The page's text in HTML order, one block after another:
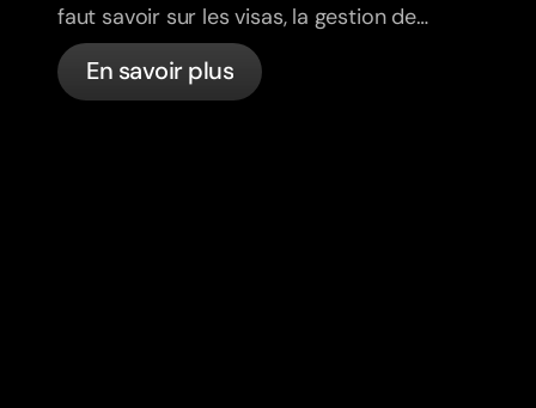
faut savoir sur les visas, la gestion de
votre budget, la santé, la fiscalité, le
code de la route et les services
En savoir plus